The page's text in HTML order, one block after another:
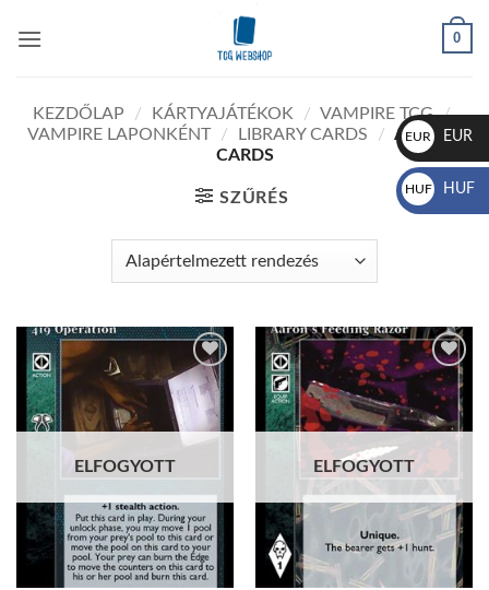
0
KEZDŐLAP / KÁRTYAJÁTÉKOK / VAMPIRE TCG /
VAMPIRE LAPONKÉNT / LIBRARY CARDS / ACTION
CARDS
SZŰRÉS
Add to
wishlist
ELFOGYOTT
Add to
wishlist
ELFOGYOTT
EUR
€
EUR
HUF
Ft
HUF